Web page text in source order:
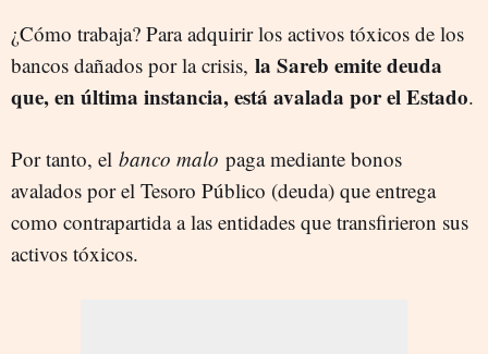
¿Cómo trabaja? Para adquirir los activos tóxicos de los
bancos dañados por la crisis, la Sareb emite deuda
que, en última instancia, está avalada por el Estado.
Por tanto, el banco malo paga mediante bonos
avalados por el Tesoro Público (deuda) que entrega
como contrapartida a las entidades que transfirieron sus
activos tóxicos.